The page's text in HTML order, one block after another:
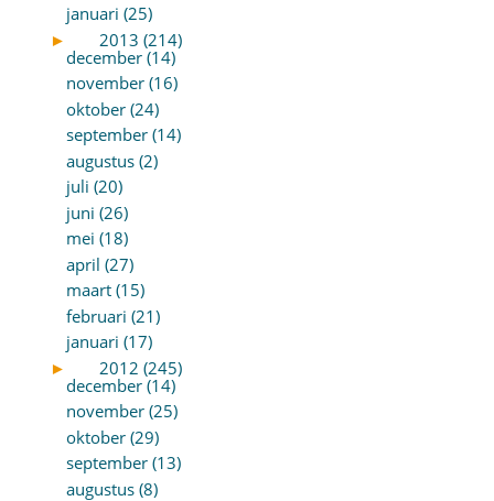
januari (25)
►
2013 (214)
december (14)
november (16)
oktober (24)
september (14)
augustus (2)
juli (20)
juni (26)
mei (18)
april (27)
maart (15)
februari (21)
januari (17)
►
2012 (245)
december (14)
november (25)
oktober (29)
september (13)
augustus (8)